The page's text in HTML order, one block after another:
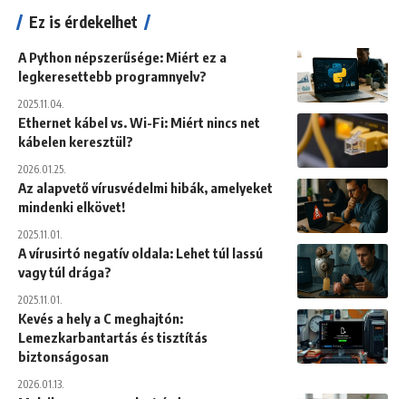
Ez is érdekelhet
A Python népszerűsége: Miért ez a
legkeresettebb programnyelv?
2025.11.04.
Ethernet kábel vs. Wi-Fi: Miért nincs net
kábelen keresztül?
2026.01.25.
Az alapvető vírusvédelmi hibák, amelyeket
mindenki elkövet!
2025.11.01.
A vírusirtó negatív oldala: Lehet túl lassú
vagy túl drága?
2025.11.01.
Kevés a hely a C meghajtón:
Lemezkarbantartás és tisztítás
biztonságosan
2026.01.13.